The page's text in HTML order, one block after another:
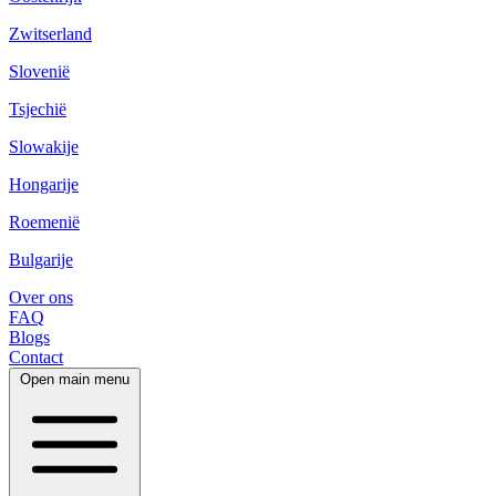
Zwitserland
Slovenië
Tsjechië
Slowakije
Hongarije
Roemenië
Bulgarije
Over ons
FAQ
Blogs
Contact
Open main menu